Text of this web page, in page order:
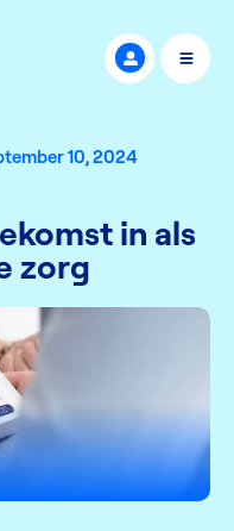
10, 2024
in als
zorg